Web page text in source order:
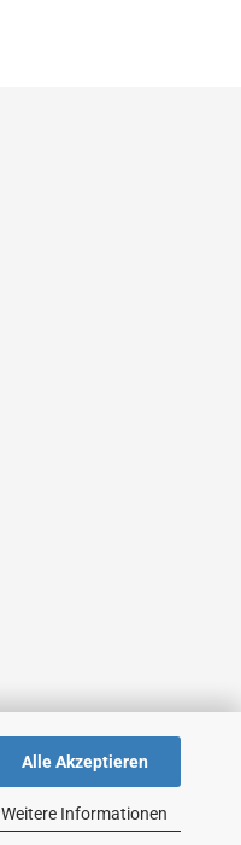
Alle Akzeptieren
Weitere Informationen